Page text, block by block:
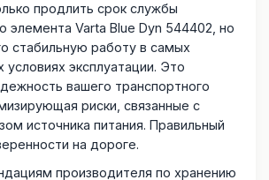
продлить срок службы
элемента Varta Blue Dyn 544402, но
стабильную работу в самых
условиях эксплуатации. Это
вашего транспортного
риски, связанные с
источника питания. Правильный
на дороге.
производителя по хранению